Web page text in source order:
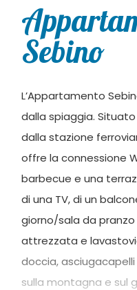
Sebino
L’Appartamento
dalla spiaggia.
dalla stazione
offre la connessione
barbecue e una
di una TV, di un
giorno/sala da
attrezzata e
doccia,
sulla montagna e sul